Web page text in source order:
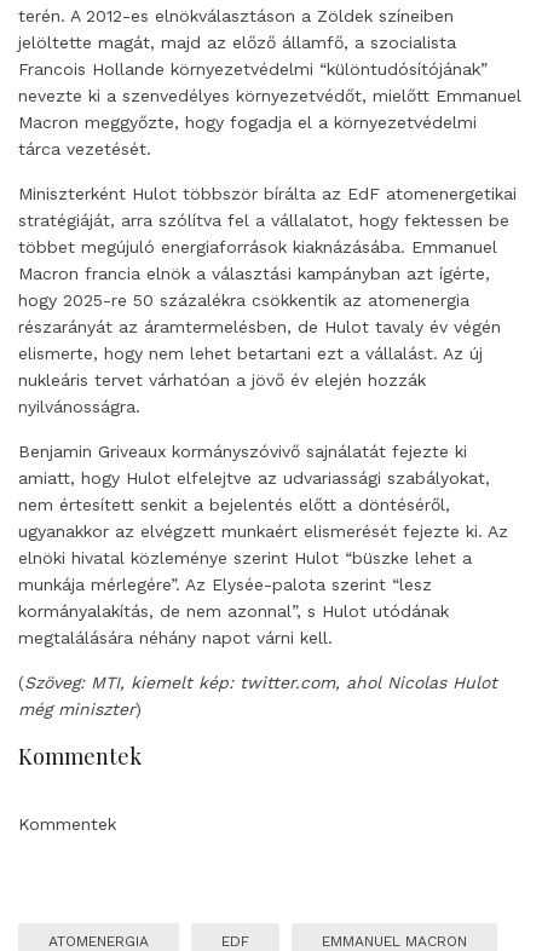
terén. A 2012-es elnökválasztáson a Zöldek színeiben
jelöltette magát, majd az előző államfő, a szocialista
Francois Hollande környezetvédelmi “különtudósítójának”
nevezte ki a szenvedélyes környezetvédőt, mielőtt Emmanuel
Macron meggyőzte, hogy fogadja el a környezetvédelmi
tárca vezetését.
Miniszterként Hulot többször bírálta az EdF atomenergetikai
stratégiáját, arra szólítva fel a vállalatot, hogy fektessen be
többet megújuló energiaforrások kiaknázásába. Emmanuel
Macron francia elnök a választási kampányban azt ígérte,
hogy 2025-re 50 százalékra csökkentik az atomenergia
részarányát az áramtermelésben, de Hulot tavaly év végén
elismerte, hogy nem lehet betartani ezt a vállalást. Az új
nukleáris tervet várhatóan a jövő év elején hozzák
nyilvánosságra.
Benjamin Griveaux kormányszóvivő sajnálatát fejezte ki
amiatt, hogy Hulot elfelejtve az udvariassági szabályokat,
nem értesített senkit a bejelentés előtt a döntéséről,
ugyanakkor az elvégzett munkaért elismerését fejezte ki. Az
elnöki hivatal közleménye szerint Hulot “büszke lehet a
munkája mérlegére”. Az Elysée-palota szerint “lesz
kormányalakítás, de nem azonnal”, s Hulot utódának
megtalálására néhány napot várni kell.
(Szöveg: MTI, kiemelt kép: twitter.com, ahol Nicolas Hulot
még miniszter)
Kommentek
Kommentek
ATOMENERGIA EDF EMMANUEL MACRON